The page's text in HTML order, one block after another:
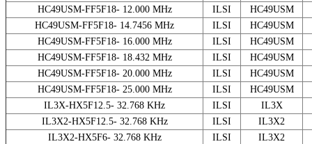
HC49USM-FF5F18- 12.000 MHz
ILSI
HC49USM
HC49USM-FF5F18- 14.7456 MHz
ILSI
HC49USM
HC49USM-FF5F18- 16.000 MHz
ILSI
HC49USM
HC49USM-FF5F18- 18.432 MHz
ILSI
HC49USM
HC49USM-FF5F18- 20.000 MHz
ILSI
HC49USM
HC49USM-FF5F18- 25.000 MHz
ILSI
HC49USM
IL3X-HX5F12.5- 32.768 KHz
ILSI
IL3X
IL3X2-HX5F12.5- 32.768 KHz
ILSI
IL3X2
IL3X2-HX5F6- 32.768 KHz
ILSI IL3X2